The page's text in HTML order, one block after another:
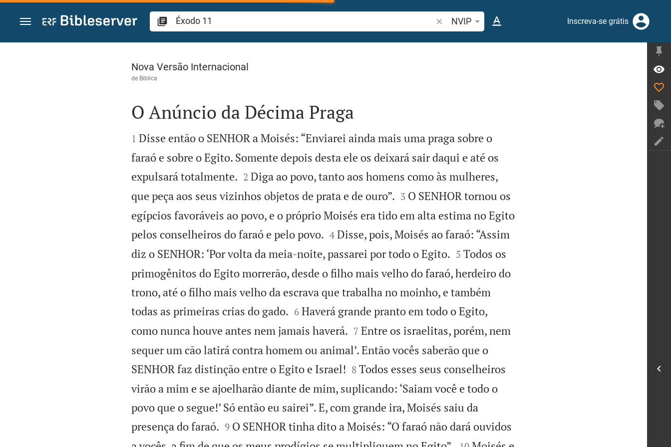
Ir para o conteúdo
Pesquise passagem da Bíblia ou termos
NVIP Inscreva-se grátis
Éxodo 11
Nova Versão Internacional
de Biblica

O Anúncio da Décima Praga

1 Disse então o SENHOR a Moisés: “Enviarei ainda mais uma praga sobre o
faraó e sobre o Egito. Somente depois desta ele os deixará sair daqui e até os
expulsará totalmente.
2 Diga ao povo, tanto aos homens como às mulheres,
que peça aos seus vizinhos objetos de prata e de ouro”.
3 O SENHOR tornou os
egípcios favoráveis ao povo, e o próprio Moisés era tido em alta estima no Egito
pelos conselheiros do faraó e pelo povo.
4 Disse, pois, Moisés ao faraó: “Assim
diz o SENHOR: ‘Por volta da meia-noite, passarei por todo o Egito.
5 Todos os
primogênitos do Egito morrerão, desde o filho mais velho do faraó, herdeiro do
trono, até o filho mais velho da escrava que trabalha no moinho, e também
todas as primeiras crias do gado.
6 Haverá grande pranto em todo o Egito,
como nunca houve antes nem jamais haverá.
7 Entre os israelitas, porém, nem
sequer um cão latirá contra homem ou animal’. Então vocês saberão que o
SENHOR faz distinção entre o Egito e Israel!
8 Todos esses seus conselheiros
virão a mim e se ajoelharão diante de mim, suplicando: ‘Saiam você e todo o
povo que o segue!’ Só então eu sairei”. E, com grande ira, Moisés saiu da
presença do faraó.
9 O SENHOR tinha dito a Moisés: “O faraó não dará ouvidos